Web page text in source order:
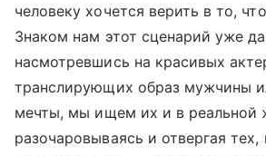
человеку хочется верить в то,
Знаком нам этот сценарий уже
насмотревшись на красивых
транслирующих образ мужчины
мечты, мы ищем их и в реальной
разочаровываясь и отвергая